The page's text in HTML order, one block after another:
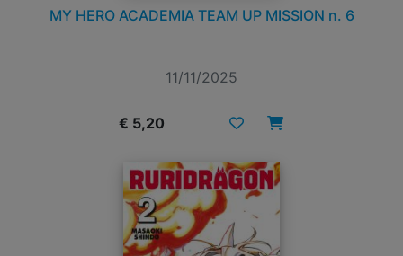
MY HERO ACADEMIA TEAM UP MISSION n. 6
11/11/2025
€ 5,20